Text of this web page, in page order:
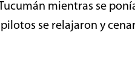
mientras se
se relajaron y